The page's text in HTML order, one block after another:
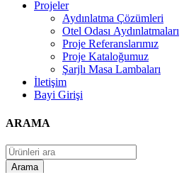
Projeler
Aydınlatma Çözümleri
Otel Odası Aydınlatmaları
Proje Referanslarımız
Proje Kataloğumuz
Şarjlı Masa Lambaları
İletişim
Bayi Girişi
ARAMA